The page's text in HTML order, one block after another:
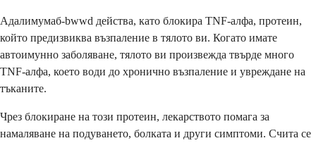
Адалимумаб-bwwd действа, като блокира TNF-алфа, протеин,
който предизвиква възпаление в тялото ви. Когато имате
автоимунно заболяване, тялото ви произвежда твърде много
TNF-алфа, което води до хронично възпаление и увреждане на
тъканите.
Чрез блокиране на този протеин, лекарството помага за
намаляване на подуването, болката и други симптоми. Счита се